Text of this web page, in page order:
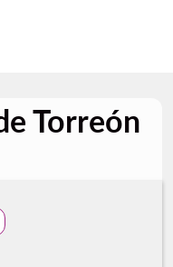
Torreón